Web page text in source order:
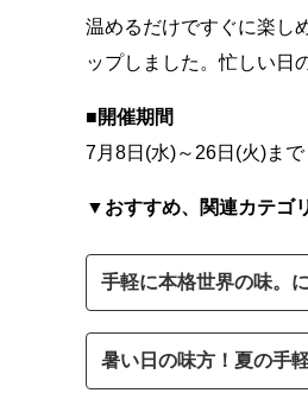
温めるだけですぐに楽し
ップしました。忙しい日
■開催期間
7月8日(水)～26日(火)まで
▼おすすめ、関連カテゴ
手軽に本格世界の味。
暑い日の味方！夏の手